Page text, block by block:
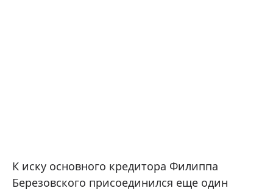
К иску основного кредитора Филиппа
Березовского присоединился еще один